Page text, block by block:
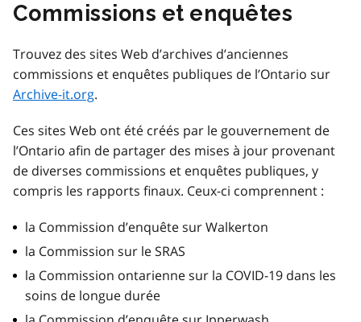
Commissions et enquêtes
Trouvez des sites Web d’archives d’anciennes
commissions et enquêtes publiques de l’Ontario sur
Archive-it.org.
Ces sites Web ont été créés par le gouvernement de
l’Ontario afin de partager des mises à jour provenant
de diverses commissions et enquêtes publiques, y
compris les rapports finaux. Ceux-ci comprennent :
la Commission d’enquête sur Walkerton
la Commission sur le SRAS
la Commission ontarienne sur la COVID-19 dans les
soins de longue durée